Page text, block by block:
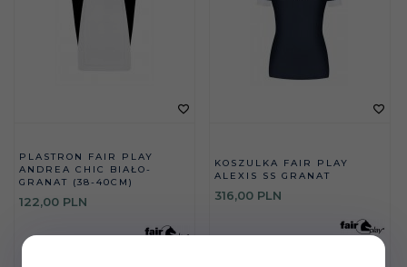
PLASTRON FAIR PLAY
ANDREA CHIC BIAŁO-
GRANAT (38-40CM)
122,00 PLN
KOSZULKA FAIR PLAY
ALEXIS SS GRANAT
316,00 PLN